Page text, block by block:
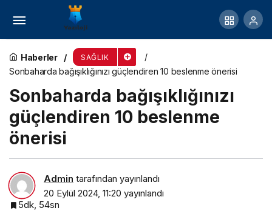
Haberler SAĞLIK
Sonbaharda bağışıklığınızı güçlendiren 10 beslenme önerisi
Sonbaharda bağışıklığınızı
güçlendiren 10 beslenme
önerisi
Admin tarafından yayınlandı
20 Eylül 2024, 11:20 yayınlandı
5dk, 54sn
Sünnette Modern Teknikler: Hızlı ve Güvenli